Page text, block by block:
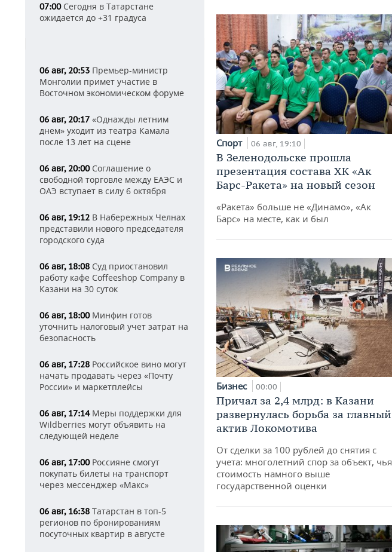
07:00Сегодня в Татарстане
ожидается до +31 градуса
06 авг, 20:53 Премьер-министр
Монголии примет участие в
Восточном экономическом форуме
06 авг, 20:17 «Однажды летним
днем» уходит из театра Камала
после 13 лет на сцене
06 авг, 20:00Соглашение о
свободной торговле между ЕАЭС и
ОАЭ вступает в силу 6 октября
06 авг, 19:12 В Набережных Челнах
представили нового председателя
городского суда
06 авг, 18:08 Суд приостановил
работу кафе Coffeeshop Company в
Казани на 30 суток
06 авг, 18:00Минфин готов
уточнить налоговый учет затрат на
безопасность
06 авг, 17:28 Российское вино могут
начать продавать через «Почту
России» и маркетплейсы
06 авг, 17:14Меры поддержки для
Wildberries могут объявить на
следующей неделе
06 авг, 17:00Россияне смогут
покупать билеты на транспорт
через мессенджер «Макс»
06 авг, 16:38 Татарстан в топ-5
регионов по бронированиям
посуточных квартир в августе
Спорт 06 авг, 19:10
В Зеленодольске прошла
презентация состава ХК «Ак
Барс-Ракета» на новый сезон
«Ракета» больше не «Динамо», «Ак
Барс» на месте, как и был
Бизнес 00:00
Причал за 2,4 млрд: в Казани
развернулась борьба за главный
актив Локомотива
От сделки за 100 рублей до снятия с
учета: многолетний спор за объект, чья
стоимость намного выше
государственной оценки